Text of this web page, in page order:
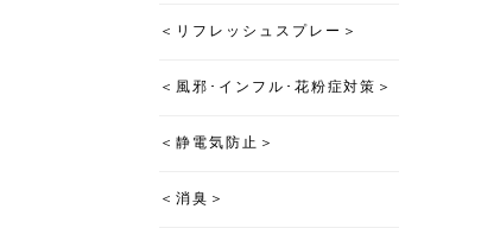
＜リフレッシュスプレー＞
＜風邪･インフル･花粉症対策＞
＜静電気防止＞
＜消臭＞